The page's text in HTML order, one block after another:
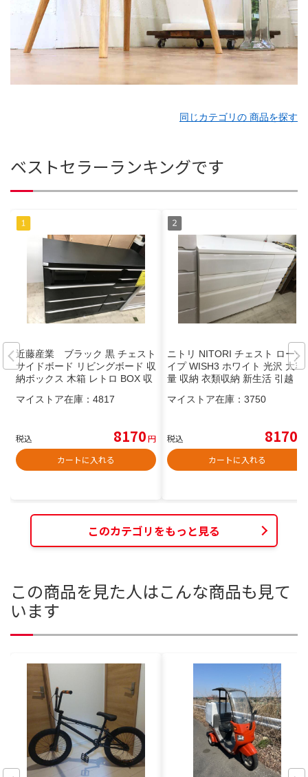
同じカテゴリの 商品を探す
ベストセラーランキングです
近藤産業 ブラック 黒 チェスト
サイドボード リビングボード 収
納ボックス 木箱 レトロ BOX 収
容量 幅約120cm おしゃれ クリ
マイストア在庫： 4817
税込 8170円
カートに入れる
ニトリ NITORI チェスト ロータ
イプ WISH3 ホワイト 光沢 大容
量 収納 衣類収納 新生活 引越 ク
ングルジャングル石津店
マイストア在庫： 3750
税込 8170
カートに入れる
このカテゴリをもっと見る
この商品を見た人はこんな商品も見て
います